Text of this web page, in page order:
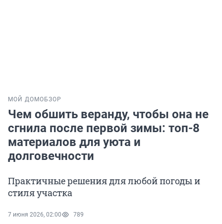
МОЙ ДОМОБЗОР
Чем обшить веранду, чтобы она не
сгнила после первой зимы: топ-8
материалов для уюта и
долговечности
Практичные решения для любой погоды и
стиля участка
7 июня 2026, 02:00 789